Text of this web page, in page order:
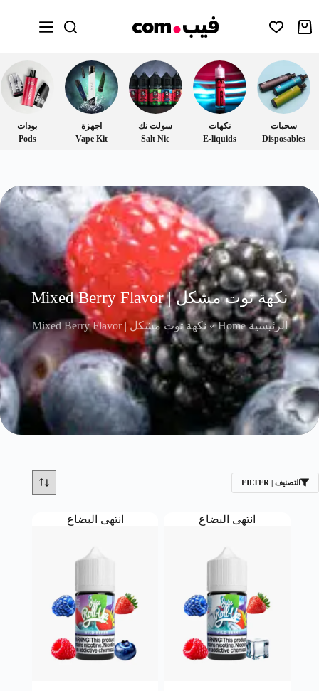
سحبات
Disposables
نكهات
E-liquids
سولت نك
Salt Nic
اجهزة
Vape Kit
بودات
Pods
نكهة توت مشكل | Mixed Berry Flavor
الرئيسية Home »نكهة توت مشكل | Mixed Berry Flavor
التصنيف | FILTER
انتهى البضاع انتهى البضاع